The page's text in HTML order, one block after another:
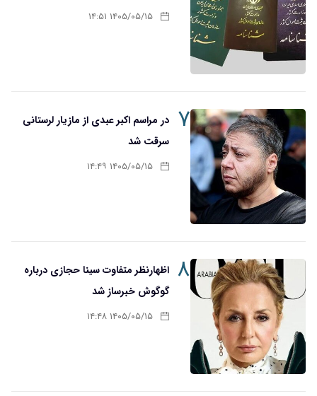
۱۴۰۵/۰۵/۱۵ ۱۴:۵۱
۷ در مراسم اکبر عبدی از مازیار لرستانی
سرقت شد
۱۴۰۵/۰۵/۱۵ ۱۴:۴۹
۸ اظهارنظر متفاوت سینا حجازی درباره
گوگوش خبرساز شد
۱۴۰۵/۰۵/۱۵ ۱۴:۴۸